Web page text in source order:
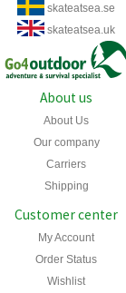
skateatsea.se
skateatsea.uk
About us
About Us
Our company
Carriers
Shipping
Customer center
My Account
Order Status
Wishlist